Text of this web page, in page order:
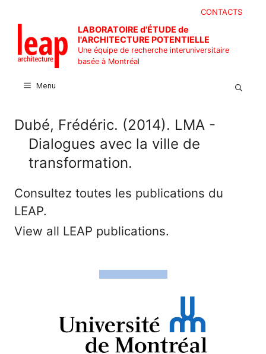
contenu
CONTACTS
LABORATOIRE d'ÉTUDE de
l'ARCHITECTURE POTENTIELLE
Une équipe de recherche interuniversitaire
basée à Montréal
Menu
Dubé, Frédéric. (2014). LMA -
Dialogues avec la ville de
transformation.
Consultez toutes les publications du
LEAP.
View all LEAP publications.